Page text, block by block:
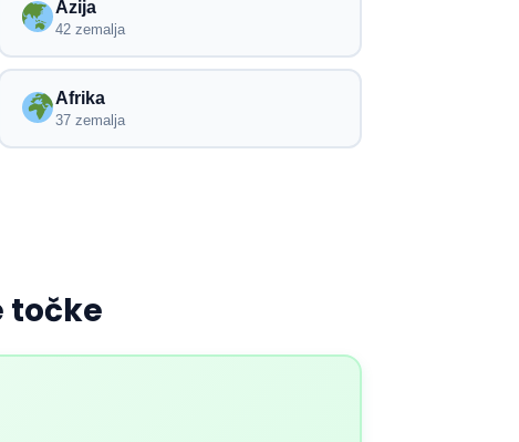
Azija
42 zemalja
Afrika
37 zemalja
točke